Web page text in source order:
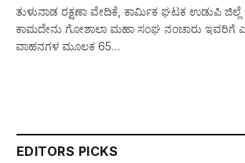
ತುಳುನಾಡ ರಕ್ಷಣಾ ವೇದಿಕೆ, ಕಾರ್ಮಿಕ ಘಟಕ ಉಡುಪಿ
ಕಾಮದೇನು ಗೋಶಾಲಾ ಮಹಾ ಸಂಘ ನಂಚಾರು ಇವರಿಗೆ
ವಾಹನಗಳ ಮೂಲಕ 65…
EDITORS PICKS